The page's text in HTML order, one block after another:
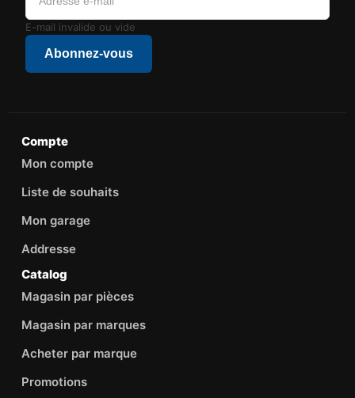
E-mail invalide ou vide
Abonnez-vous
Compte
Mon compte
Liste de souhaits
Mon garage
Addresse
Catalog
Magasin par pièces
Magasin par marques
Acheter par marque
Promotions